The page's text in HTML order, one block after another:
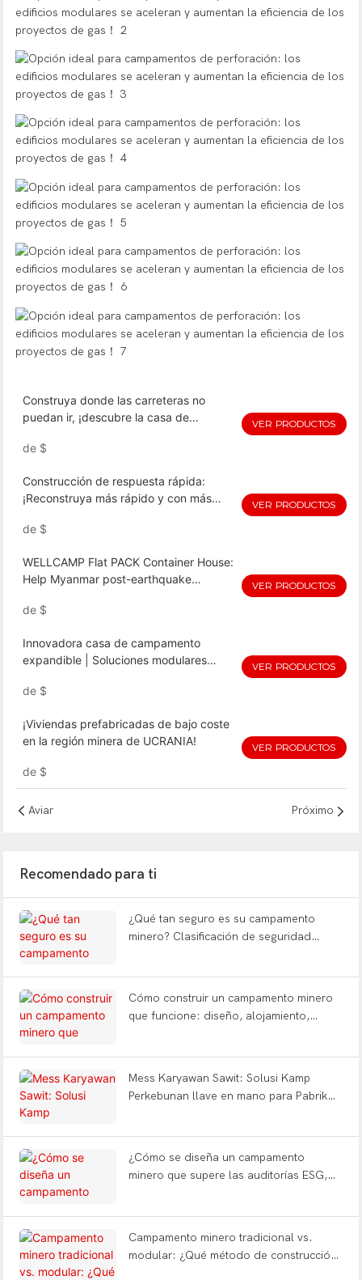
Construya donde las carreteras no
puedan ir, ¡descubre la casa de
de $
VER PRODUCTOS
Construcción de respuesta rápida:
¡Reconstruya más rápido y con más
de $
VER PRODUCTOS
WELLCAMP Flat PACK Container House:
Help Myanmar post-earthquake
!de $
VER PRODUCTOS
Innovadora casa de campamento
expandible | Soluciones modulares
alojamiento temporal en la industria del
de $
VER PRODUCTOS
¡Viviendas prefabricadas de bajo coste
en la región minera de UCRANIA!
de $
VER PRODUCTOS
Aviar Próximo
Recomendado para ti
¿Qué tan seguro es su campamento
minero? Clasificación de seguridad
Cómo construir un campamento minero
que funcione: diseño, alojamiento,
Mess Karyawan Sawit: Solusi Kamp
Perkebunan llave en mano para Pabrik
¿Cómo se diseña un campamento
minero que supere las auditorías ESG,
Campamento minero tradicional vs.
modular: ¿Qué método de construcción